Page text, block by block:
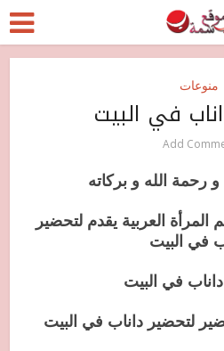
منوعات
في البيت
Add
و رحمة الله و بركاته
العربية يقدم لتحضير
في البيت
في البيت
لتحضير داناب في البيت